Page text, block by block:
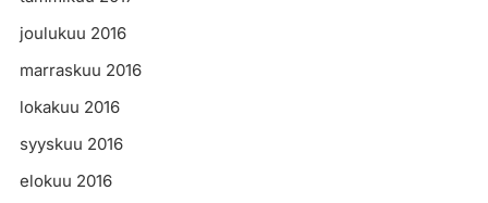
joulukuu 2016
marraskuu 2016
lokakuu 2016
syyskuu 2016
elokuu 2016